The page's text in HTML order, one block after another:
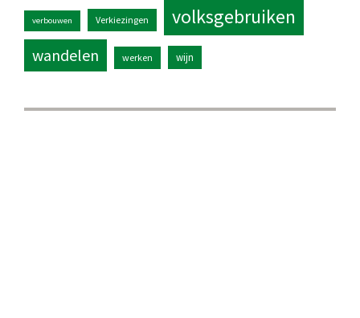
verbouwen Verkiezingen volksgebruiken
wandelen werken wijn